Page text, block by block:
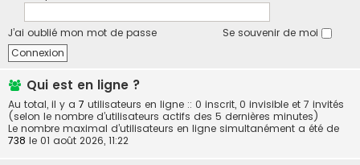
J’ai oublié mon mot de passe Se souvenir de moi
Qui est en ligne ?
Au total, il y a 7 utilisateurs en ligne :: 0 inscrit, 0 invisible et 7 invités
(selon le nombre d’utilisateurs actifs des 5 dernières minutes)
Le nombre maximal d’utilisateurs en ligne simultanément a été de
738 le 01 août 2026, 11:22